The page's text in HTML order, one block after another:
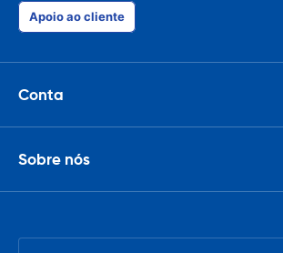
Apoio ao cliente
Conta
Sobre nós